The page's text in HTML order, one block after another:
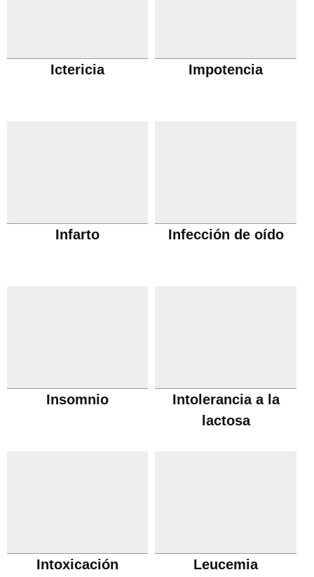
Ictericia Impotencia
Infarto Infección de oído
Insomnio
Intolerancia a la
lactosa
Intoxicación Leucemia